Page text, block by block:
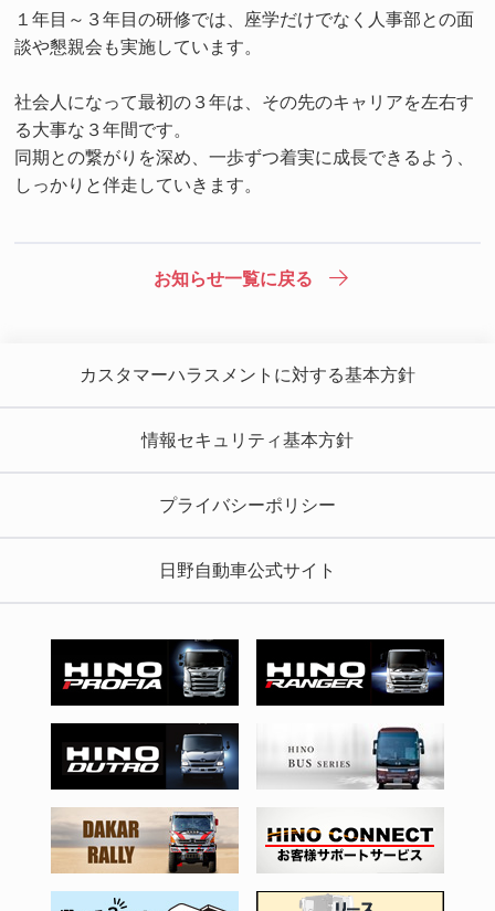
１年目～３年目の研修では、座学だけでなく人事部との面
談や懇親会も実施しています。
社会人になって最初の３年は、その先のキャリアを左右す
る大事な３年間です。
同期との繋がりを深め、一歩ずつ着実に成長できるよう、
しっかりと伴走していきます。
お知らせ一覧に戻る
カスタマーハラスメントに対する基本方針
情報セキュリティ基本方針
プライバシーポリシー
日野自動車公式サイト